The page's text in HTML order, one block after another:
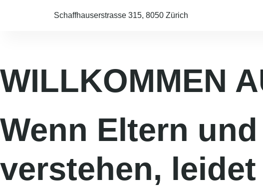
Schaffhauserstrasse 315, 8050 Zürich
WILLKOMMEN
Wenn Eltern
verstehen,